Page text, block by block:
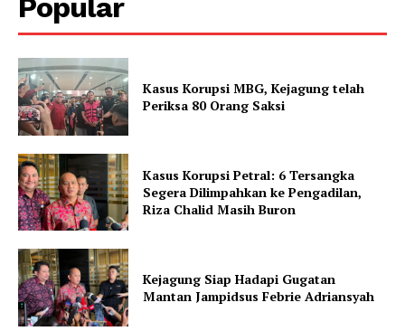
Popular
Kasus Korupsi MBG, Kejagung telah
Periksa 80 Orang Saksi
Kasus Korupsi Petral: 6 Tersangka
Segera Dilimpahkan ke Pengadilan,
Riza Chalid Masih Buron
Kejagung Siap Hadapi Gugatan
Mantan Jampidsus Febrie Adriansyah